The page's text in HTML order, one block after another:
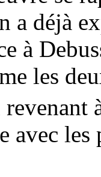
a déjà
à
les
revenant
avec